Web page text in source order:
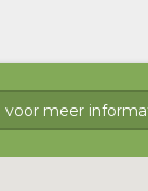
meer